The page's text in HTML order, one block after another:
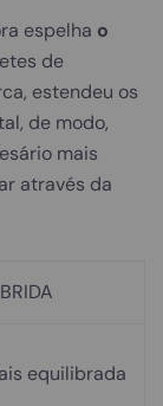
espelha o
de
estendeu os
de modo,
mais
através da
equilibrada